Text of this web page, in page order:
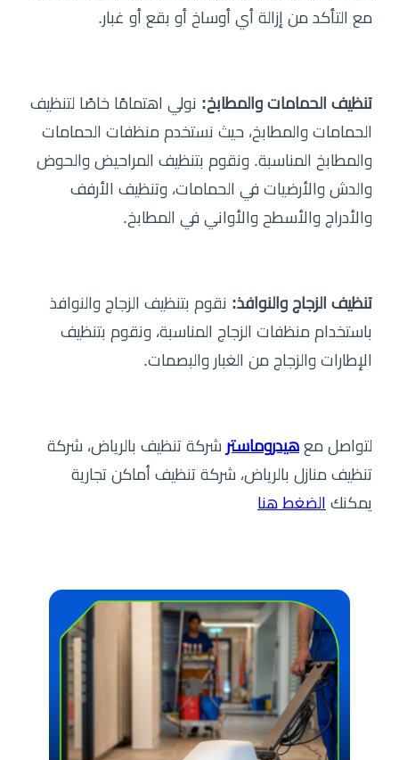
مع التأكد من إزالة أي أوساخ أو بقع أو غبار.
تنظيف الحمامات والمطابخ: نولي اهتمامًا خاصًا لتنظيف
الحمامات والمطابخ، حيث نستخدم منظفات الحمامات
والمطابخ المناسبة. ونقوم بتنظيف المراحيض والحوض
والدش والأرضيات في الحمامات، وتنظيف الأرفف
والأدراج والأسطح والأواني في المطابخ.
تنظيف الزجاج والنوافذ: نقوم بتنظيف الزجاج والنوافذ
باستخدام منظفات الزجاج المناسبة، ونقوم بتنظيف
الإطارات والزجاج من الغبار والبصمات.
لتواصل مع هيدروماستر شركة تنظيف بالرياض، شركة
تنظيف منازل بالرياض، شركة تنظيف أماكن تجارية
يمكنك الضغط هنا